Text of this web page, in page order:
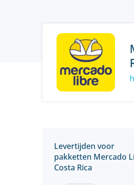
Levertijden voor
pakketten Mercado
Costa Rica